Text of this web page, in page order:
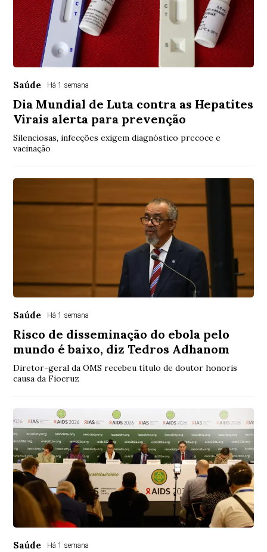
Saúde Há 1 semana
Dia Mundial de Luta contra as Hepatites
Virais alerta para prevenção
Silenciosas, infecções exigem diagnóstico precoce e
vacinação
Saúde Há 1 semana
Risco de disseminação do ebola pelo
mundo é baixo, diz Tedros Adhanom
Diretor-geral da OMS recebeu título de doutor honoris
causa da Fiocruz
Saúde Há 1 semana